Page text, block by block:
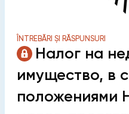
ÎNTREBĂRI ȘI RĂSPUNSURI
Налог на
имущество, в
положениями